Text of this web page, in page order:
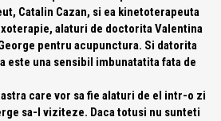
Catalin Cazan, si ea kinetoterapeuta
alaturi de doctorita Valentina
pentru acupunctura. Si datorita
este una sensibil imbunatatita fata de
care vor sa fie alaturi de el intr-o zi
sa-l viziteze. Daca totusi nu sunteti